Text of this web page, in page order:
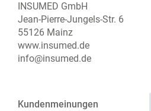
INSUMED GmbH
Jean-Pierre-Jungels-Str. 6
55126 Mainz
www.insumed.de
info@insumed.de
Kundenmeinungen